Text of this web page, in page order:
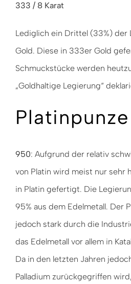
333 / 8 Karat
Lediglich ein Drittel (33%) der
Gold. Diese in 333er Gold
Schmuckstücke werden
„Goldhaltige Legierung“
Platinpunze
950: Aufgrund der relativ
von Platin wird meist nur sehr
in Platin gefertigt. Die
95% aus dem Edelmetall. Der
jedoch stark durch die
das Edelmetall vor allem in
Da in den letzten Jahren
Palladium zurückgegriffen